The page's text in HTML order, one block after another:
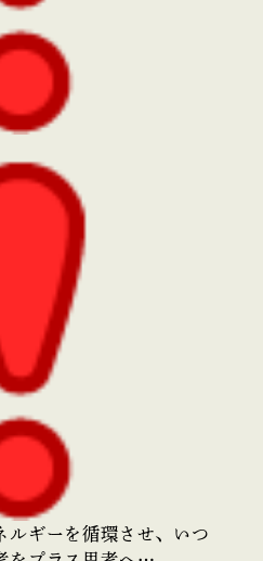
ルギーを循環させ、いつ